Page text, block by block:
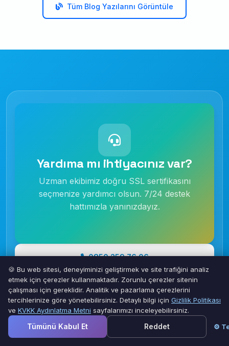
Tüm Blog Yazılarını Görüntüle
Yardıma mı ihtiyacınız var?
Uzman ekibimiz doğru SSL sertifikasını
seçmenize yardımcı olsun. 7/24 destek
hattımızla yanınızdayız.
0850 259 76 06
Bize Yazın
🍪 Bu web sitesi, deneyiminizi geliştirmek ve site trafiğini analiz
etmek için çerezler kullanmaktadır. Zorunlu çerezler sitenin
çalışması için gereklidir. Analitik ve pazarlama çerezlerini
tercihlerinize göre yönetebilirsiniz. Detaylı bilgi için Gizlilik Politikası
ve KVKK Aydınlatma Metni sayfalarımızı inceleyebilirsiniz.
Tümünü Kabul Et Reddet ⚙